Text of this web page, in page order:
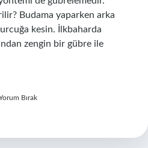
Budama yaparken arka
kesin. İlkbaharda
zengin bir gübre ile
Bırak